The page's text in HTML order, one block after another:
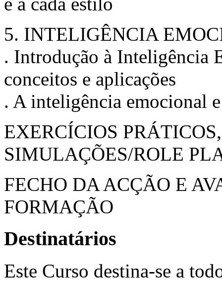
5. INTELIGÊNCIA
. Introdução à Inteligência
conceitos e aplicações
. A inteligência emocional
EXERCÍCIOS
SIMULAÇÕES/ROLE
FECHO DA ACÇÃO E
FORMAÇÃO
Destinatários
Este Curso destina-se a